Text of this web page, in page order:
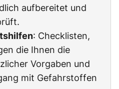
aufbereitet und
: Checklisten,
die Ihnen die
Vorgaben und
mit Gefahrstoffen